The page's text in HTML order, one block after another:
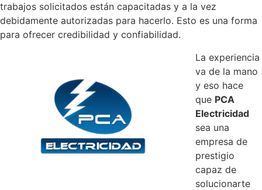
trabajos solicitados están capacitadas y a la vez
debidamente autorizadas para hacerlo. Esto es una forma
para ofrecer credibilidad y confiabilidad.
La experiencia
va de la mano
y eso hace
que PCA
Electricidad
sea una
empresa de
prestigio
capaz de
solucionarte